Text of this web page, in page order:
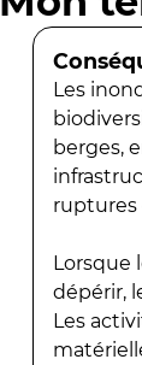
Les
berges,
ruptures
Lorsque
dépérir,
Les